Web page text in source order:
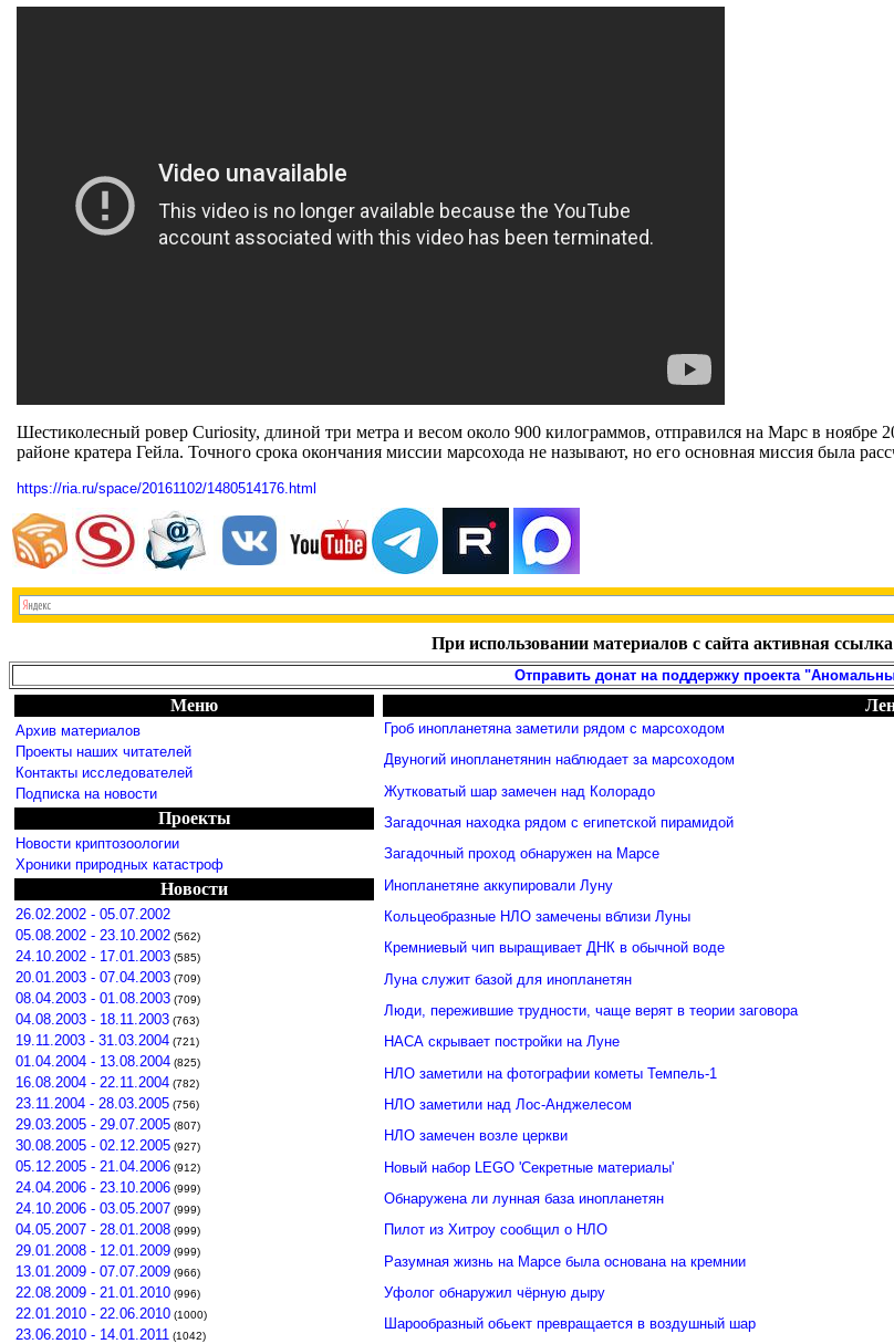
Шестиколесный ровер Curiosity, длиной три метра и весом около 900 килограммов, отправился на Марс в ноябре
районе кратера Гейла. Точного срока окончания миссии марсохода не называют, но его основная миссия была
https://ria.ru/space/20161102/1480514176.html
При использовании материалов с сайта активная ссылка
Отправить донат на поддержку проекта
Меню
Архив материалов
Проекты наших читателей
Контакты исследователей
Подписка на новости
Проекты
Новости криптозоологии
Хроники природных катастроф
Новости
26.02.2002 - 05.07.2002
05.08.2002 - 23.10.2002 (562)
24.10.2002 - 17.01.2003 (585)
20.01.2003 - 07.04.2003 (709)
08.04.2003 - 01.08.2003 (709)
04.08.2003 - 18.11.2003 (763)
19.11.2003 - 31.03.2004 (721)
01.04.2004 - 13.08.2004 (825)
16.08.2004 - 22.11.2004 (782)
23.11.2004 - 28.03.2005 (756)
29.03.2005 - 29.07.2005 (807)
30.08.2005 - 02.12.2005 (927)
05.12.2005 - 21.04.2006 (912)
24.04.2006 - 23.10.2006 (999)
24.10.2006 - 03.05.2007 (999)
04.05.2007 - 28.01.2008 (999)
29.01.2008 - 12.01.2009 (999)
13.01.2009 - 07.07.2009 (966)
22.08.2009 - 21.01.2010 (996)
22.01.2010 - 22.06.2010 (1000)
23.06.2010 - 14.01.2011 (1042)
Гроб инопланетяна заметили рядом с марсоходом
Двуногий инопланетянин наблюдает за марсоходом
Жутковатый шар замечен над Колорадо
Загадочная находка рядом с египетской пирамидой
Загадочный проход обнаружен на Марсе
Инопланетяне аккупировали Луну
Кольцеобразные НЛО замечены вблизи Луны
Кремниевый чип выращивает ДНК в обычной воде
Луна служит базой для инопланетян
Люди, пережившие трудности, чаще верят в теории заговора
НАСА скрывает постройки на Луне
НЛО заметили на фотографии кометы Темпель-1
НЛО заметили над Лос-Анджелесом
НЛО замечен возле церкви
Новый набор LEGO 'Секретные материалы'
Обнаружена ли лунная база инопланетян
Пилот из Хитроу сообщил о НЛО
Разумная жизнь на Марсе была основана на кремнии
Уфолог обнаружил чёрную дыру
Шарообразный обьект превращается в воздушный шар